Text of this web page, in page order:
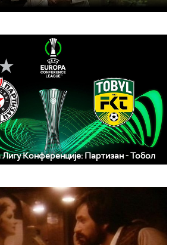
Конференције: Партизан - Тобол